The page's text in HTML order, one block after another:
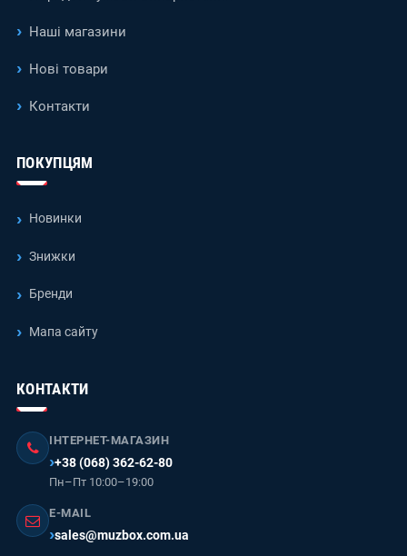
Наші магазини
Нові товари
Контакти
ПОКУПЦЯМ
Новинки
Знижки
Бренди
Мапа сайту
КОНТАКТИ
ІНТЕРНЕТ-МАГАЗИН
+38 (068) 362-62-80
Пн–Пт 10:00–19:00
E-MAIL
sales@muzbox.com.ua